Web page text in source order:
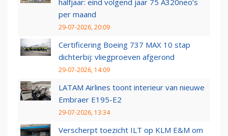
halfjaar: eind volgend jaar 75 A320neo’s
per maand
29-07-2026, 20:09
Certificering Boeing 737 MAX 10 stap
dichterbij: vliegproeven afgerond
29-07-2026, 14:09
LATAM Airlines toont interieur van nieuwe
Embraer E195-E2
29-07-2026, 13:34
Verscherpt toezicht ILT op KLM E&M om